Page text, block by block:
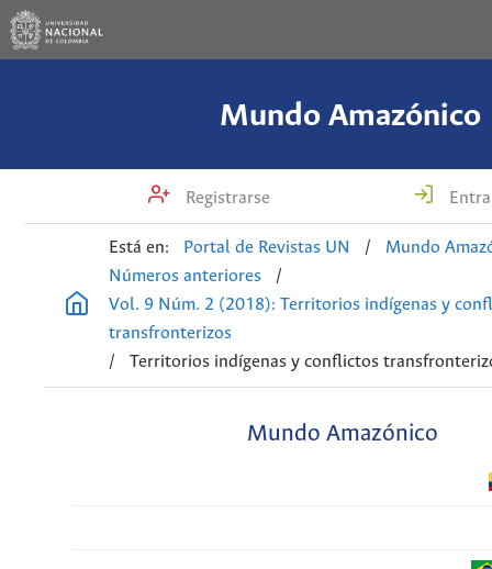
Mundo Amazónico
Registrarse
Está en: Portal de Revistas UN /
Mundo
Números anteriores
/
Vol. 9 Núm. 2 (2018): Territorios indígenas y
transfronterizos
/
Territorios indígenas y conflictos
Mundo Amazónico